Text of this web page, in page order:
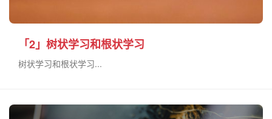
「2」树状学习和根状学习
树状学习和根状学习...